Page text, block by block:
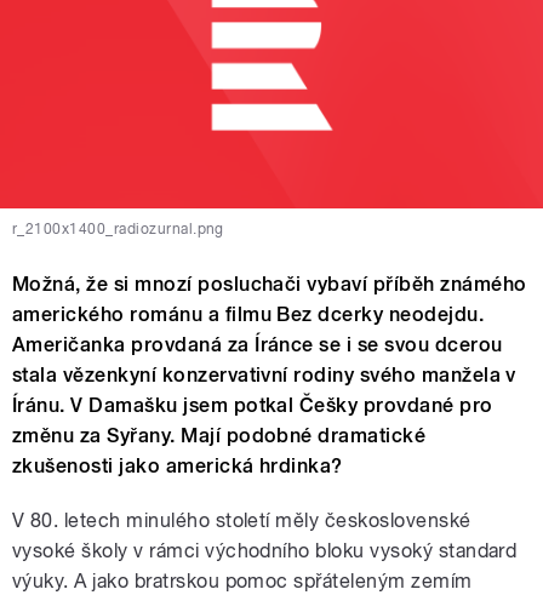
r_2100x1400_radiozurnal.png
Možná, že si mnozí posluchači vybaví příběh známého
amerického románu a filmu Bez dcerky neodejdu.
Američanka provdaná za Íránce se i se svou dcerou
stala vězenkyní konzervativní rodiny svého manžela v
Íránu. V Damašku jsem potkal Češky provdané pro
změnu za Syřany. Mají podobné dramatické
zkušenosti jako americká hrdinka?
V 80. letech minulého století měly československé
vysoké školy v rámci východního bloku vysoký standard
výuky. A jako bratrskou pomoc spřáteleným zemím